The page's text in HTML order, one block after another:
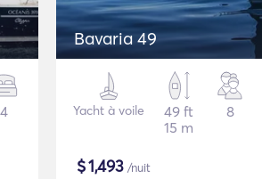
4
Bavaria 49
Yacht à voile
49 ft
15 m
8
$1,493 /nuit